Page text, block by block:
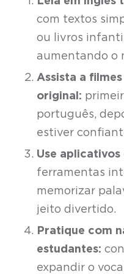
com textos
ou livros
aumentando o
Assista a
original:
português,
estiver
Use
ferramentas
memorizar
jeito divertido.
Pratique com
estudantes:
expandir o